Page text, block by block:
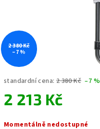
standardní cena: 2 380 Kč –7 %
2 213 Kč
cena:
Momentálně nedostupné
2 380 Kč
–7 %